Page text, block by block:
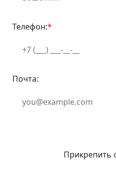
Телефон:*
Почта:
Прикрепить